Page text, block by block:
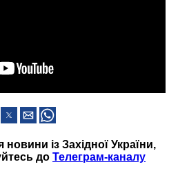
із Західної України,
до Телеграм-каналу